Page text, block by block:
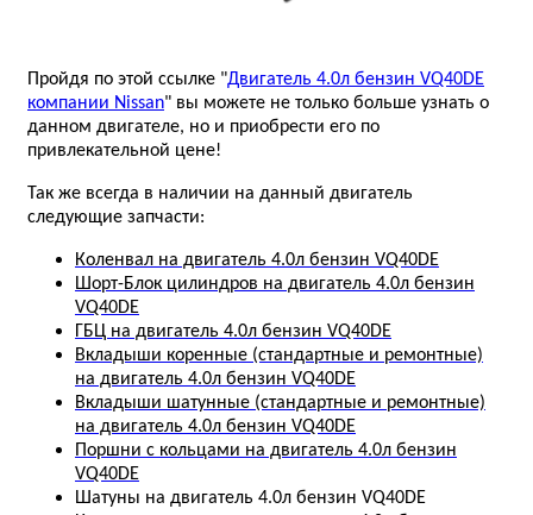
Пройдя по этой ссылке "Двигатель 4.0л бензин VQ40DE
компании Nissan" вы можете не только больше узнать о
данном двигателе, но и приобрести его по
привлекательной цене!
Так же всегда в наличии на данный двигатель
следующие запчасти:
Коленвал на двигатель 4.0л бензин VQ40DE
Шорт-Блок цилиндров на двигатель 4.0л бензин
VQ40DE
ГБЦ на двигатель 4.0л бензин VQ40DE
Вкладыши коренные (стандартные и ремонтные)
на двигатель 4.0л бензин VQ40DE
Вкладыши шатунные (стандартные и ремонтные)
на двигатель 4.0л бензин VQ40DE
Поршни с кольцами на двигатель 4.0л бензин
VQ40DE
Шатуны на двигатель 4.0л бензин VQ40DE